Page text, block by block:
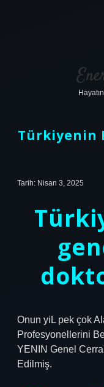
Türkiyenin
Tarih: Nisan 3, 2025
Onun yiL pek çok
Profesyonellerini
YENIN Genel
Edilmiş.